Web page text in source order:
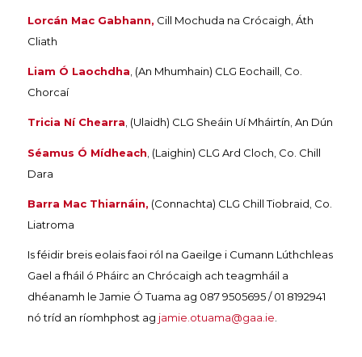
Lorcán Mac Gabhann, Cill Mochuda na Crócaigh, Áth
Cliath
Liam Ó Laochdha, (An Mhumhain) CLG Eochaill, Co.
Chorcaí
Tricia Ní Chearra, (Ulaidh) CLG Sheáin Uí Mháirtín, An Dún
Séamus Ó Mídheach , (Laighin) CLG Ard Cloch, Co. Chill
Dara
Barra Mac Thiarnáin, (Connachta) CLG Chill Tiobraid, Co.
Liatroma
Is féidir breis eolais faoi ról na Gaeilge i Cumann Lúthchleas
Gael a fháil ó Pháirc an Chrócaigh ach teagmháil a
dhéanamh le Jamie Ó Tuama ag 087 9505695 / 01 8192941
nó tríd an ríomhphost ag jamie.otuama@gaa.ie